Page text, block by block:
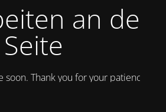
an der
Seite
Thank you for your patience!